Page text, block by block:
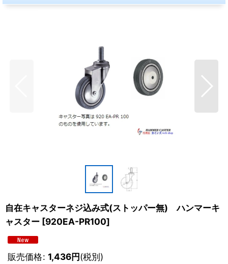
自在キャスターネジ込み式(ストッパー無) ハンマーキ
ャスター [920EA-PR100]
販売価格: 1,436円(税別)